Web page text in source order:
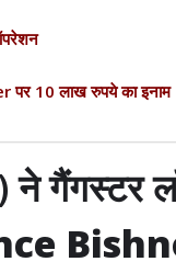
10 लाख रुपये का इनाम
ने गैंगस्टर